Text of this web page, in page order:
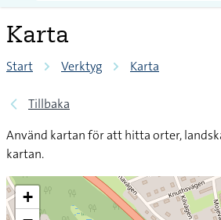
Karta
Start Verktyg Karta
Tillbaka
Använd kartan för att hitta orter,
kartan.
+